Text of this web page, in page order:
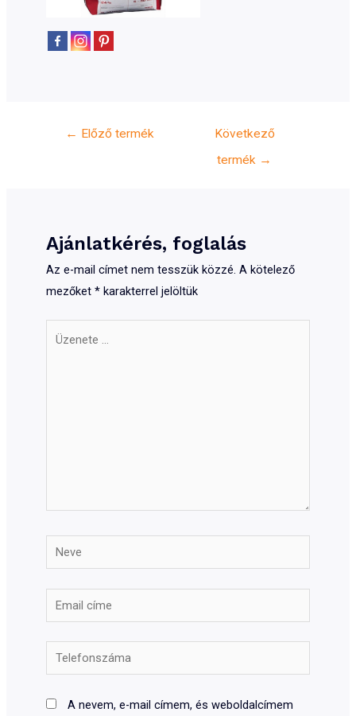
Bejegyzés
← Előző termék
Következő
termék →
Ajánlatkérés, foglalás
Az e-mail címet nem tesszük közzé. A kötelező
mezőket *karakterrel jelöltük
Neve
Email
címe
Telefonszáma
A nevem, e-mail címem, és weboldalcímem